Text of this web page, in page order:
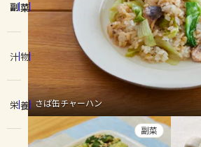
ホーム
コンテンツ
レシピ
トーク
きゅうり なす トマト
ピーマン
みょうが ゴーヤ
副菜
汁物
栄養 さば缶チャーハン
副菜